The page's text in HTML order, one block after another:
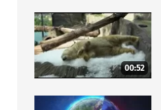
00:52